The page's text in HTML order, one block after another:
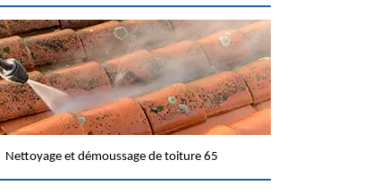
Nettoyage et démoussage de toiture 65